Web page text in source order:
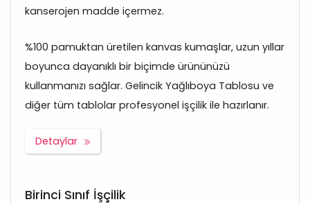
kanserojen madde içermez.
%100 pamuktan üretilen kanvas kumaşlar, uzun yıllar
boyunca dayanıklı bir biçimde ürününüzü
kullanmanızı sağlar. Gelincik Yağlıboya Tablosu ve
diğer tüm tablolar profesyonel işçilik ile hazırlanır.
Detaylar
Birinci Sınıf İşçilik